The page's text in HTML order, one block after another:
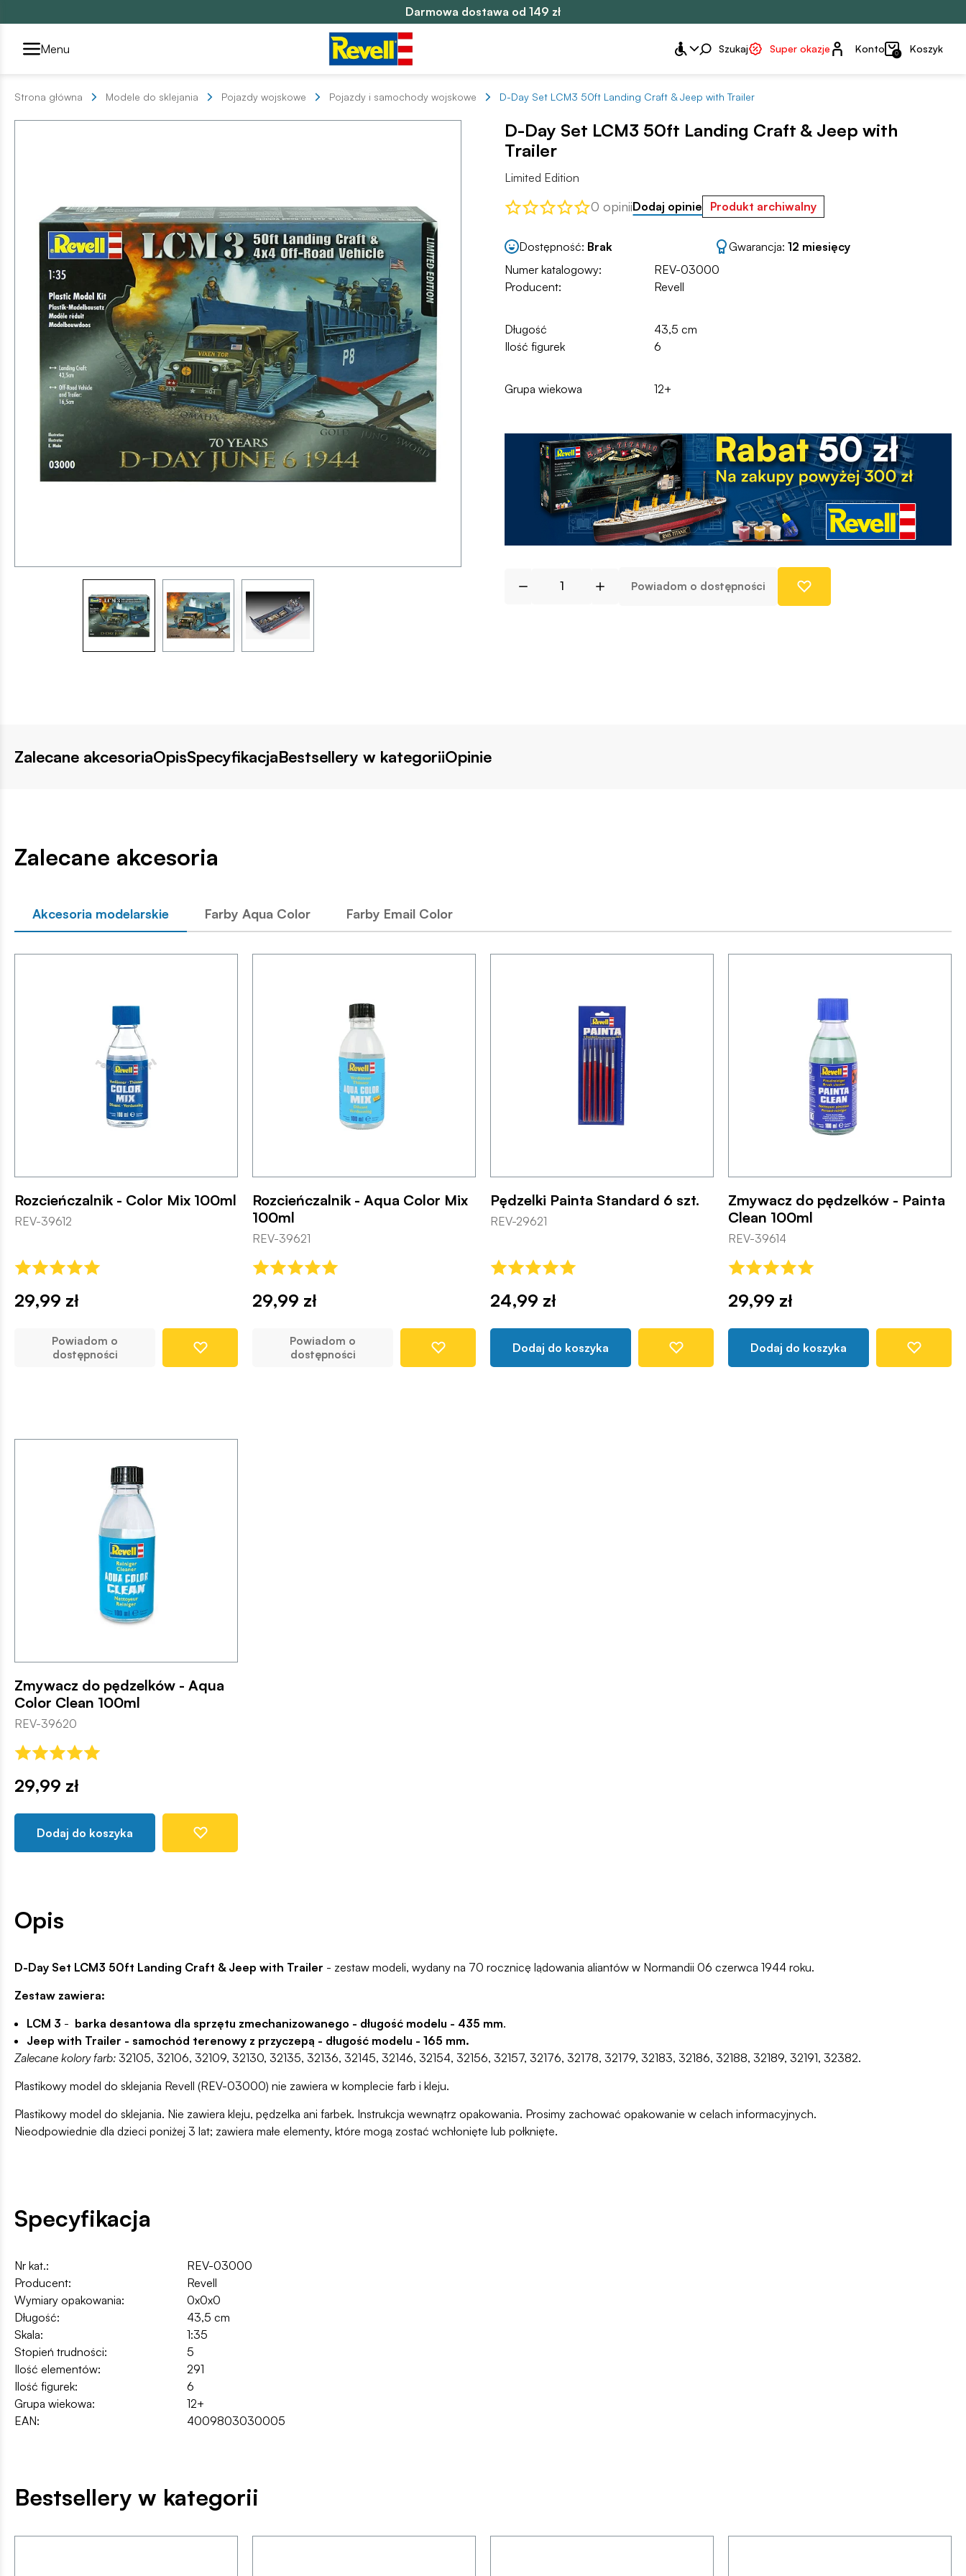
Darmowa dostawa od 149 zł
Przełącznik segmentów2
Menu Szukaj Super okazje Konto
Konto 0 Koszyk
Strona główna Modele do sklejania Pojazdy wojskowe Pojazdy i samochody wojskowe D-Day Set LCM3 50ft Landing Craft & Jeep with Trailer
D-Day Set LCM3 50ft Landing Craft & Jeep with
Trailer
Limited Edition
0 opiniiDodaj opinie Produkt archiwalny
Dostępność: Brak Gwarancja: 12 miesięcy
Numer katalogowy:
REV-03000
Producent:
Revell
Długość
43,5 cm
Ilość figurek
6
Grupa wiekowa 12+
Powiadom o dostępności
Zalecane akcesoriaOpisSpecyfikacjaBestsellery w kategoriiOpinie
Zalecane akcesoria
Akcesoria modelarskie Farby Aqua Color Farby Email Color
Rozcieńczalnik - Color Mix 100ml
REV-39612
29,99 zł
Powiadom o
dostępności
Rozcieńczalnik - Aqua Color Mix
100ml
REV-39621
29,99 zł
Powiadom o
dostępności
Pędzelki Painta Standard 6 szt.
REV-29621
24,99 zł
Dodaj do koszyka
Zmywacz do pędzelków - Painta
Clean 100ml
REV-39614
29,99 zł
Dodaj do koszyka
Zmywacz do pędzelków - Aqua
Color Clean 100ml
REV-39620
29,99 zł
Dodaj do koszyka
Opis
D-Day Set LCM3 50ft Landing Craft & Jeep with Trailer - zestaw modeli, wydany na 70 rocznicę lądowania aliantów w Normandii 06 czerwca 1944 roku.
Zestaw zawiera:
LCM 3 - barka desantowa dla sprzętu zmechanizowanego - długość modelu - 435 mm.
Jeep with Trailer - samochód terenowy z przyczepą - długość modelu - 165 mm.
Zalecane kolory farb: 32105, 32106, 32109, 32130, 32135, 32136, 32145, 32146, 32154, 32156, 32157, 32176, 32178, 32179, 32183, 32186, 32188, 32189, 32191, 32382.
Plastikowy model do sklejania Revell (REV-03000) nie zawiera w komplecie farb i kleju.
Plastikowy model do sklejania. Nie zawiera kleju, pędzelka ani farbek. Instrukcja wewnątrz opakowania. Prosimy zachować opakowanie w celach informacyjnych.
Nieodpowiednie dla dzieci poniżej 3 lat; zawiera małe elementy, które mogą zostać wchłonięte lub połknięte.
Specyfikacja
Nr kat.:
REV-03000
Producent:
Revell
Wymiary opakowania:
0x0x0
Długość:
43,5 cm
Skala:
1:35
Stopień trudności:
5
Ilość elementów:
291
Ilość figurek:
6
Grupa wiekowa:
12+
EAN:
4009803030005
Bestsellery w kategorii